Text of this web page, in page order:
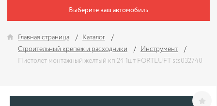
Выберите ваш автомобиль
Главная страница
Каталог
Строительный крепеж и расходники
Инструмент
Пистолет монтажный желтый кп 24 1шт FORTLUFT sts032740